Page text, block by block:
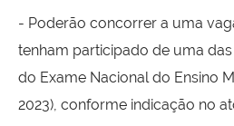
- Poderão concorrer a uma
tenham participado de uma
do Exame Nacional do Ensino
2023), conforme indicação no